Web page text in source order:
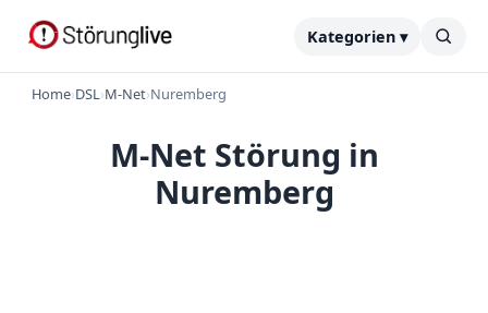
Kategorien ▾
Home›DSL›M-Net›Nuremberg
M-Net Störung in
Nuremberg